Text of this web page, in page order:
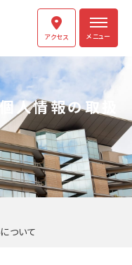
メニュー
アクセス
人情報の取扱
ついて